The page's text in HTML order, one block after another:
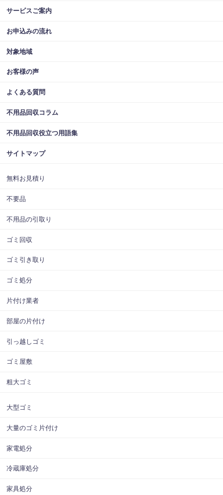
サービスご案内
お申込みの流れ
対象地域
お客様の声
よくある質問
不用品回収コラム
不用品回収役立つ用語集
サイトマップ
無料お見積り
不要品
不用品の引取り
ゴミ回収
ゴミ引き取り
ゴミ処分
片付け業者
部屋の片付け
引っ越しゴミ
ゴミ屋敷
粗大ゴミ
大型ゴミ
大量のゴミ片付け
家電処分
冷蔵庫処分
家具処分